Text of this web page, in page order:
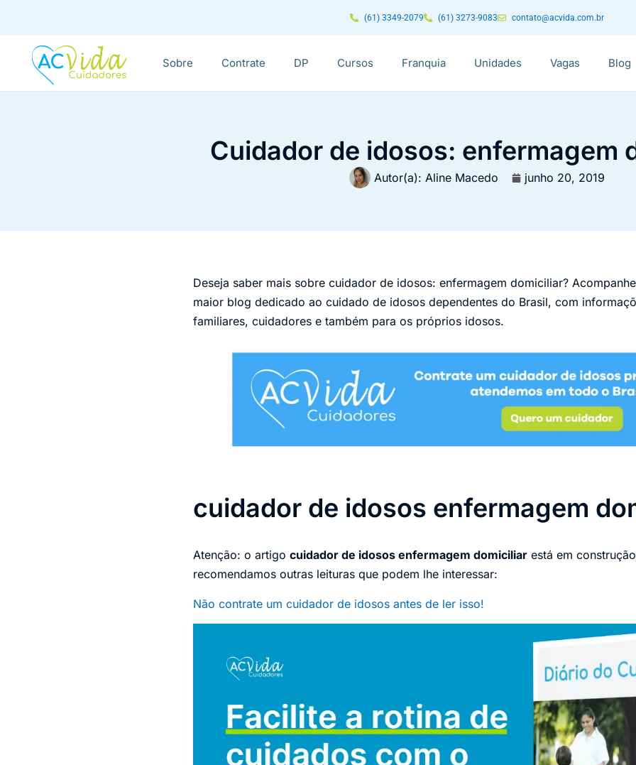
(61) 3349-2079 (61) 3273-9083 contato@acvida.com.br
Sobre Contrate DP Cursos Franquia Unidades Vagas Blog
Cuidador de idosos: enfermagem
Autor(a): Aline Macedo junho 20, 2019
Deseja saber mais sobre cuidador de idosos: enfermagem domiciliar?
maior blog dedicado ao cuidado de idosos dependentes do Brasil, com
familiares, cuidadores e também para os próprios idosos.
cuidador de idosos enfermagem
Atenção: o artigo cuidador de idosos enfermagem domiciliar está em
recomendamos outras leituras que podem lhe interessar:
Não contrate um cuidador de idosos antes de ler isso!